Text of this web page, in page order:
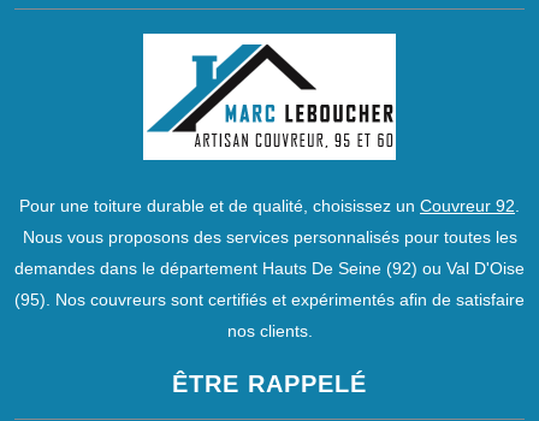
Pour une toiture durable et de qualité, choisissez un Couvreur 92
Nous vous proposons des services personnalisés pour toutes les
demandes dans le département Hauts De Seine (92) ou Val D'Oise
(95). Nos couvreurs sont certifiés et expérimentés afin de satisfaire
nos clients.
ÊTRE RAPPELÉ